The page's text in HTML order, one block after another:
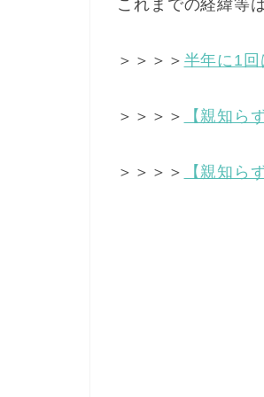
これまでの経緯等
＞＞＞＞ 半年に1回
＞＞＞＞ 【親知ら
＞＞＞＞ 【親知ら